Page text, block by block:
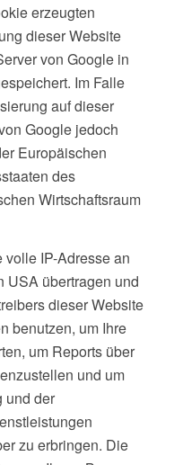
erzeugten
dieser Website
von Google in
Im Falle
auf dieser
Google jedoch
Europäischen
des
Wirtschaftsraum
IP-Adresse an
USA übertragen und
dieser Website
benutzen, um Ihre
um Reports über
und um
und der
zu erbringen. Die